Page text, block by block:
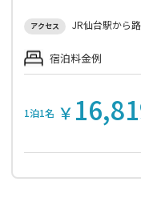
アクセス JR仙台駅から
宿泊料金例
1泊1名 ￥